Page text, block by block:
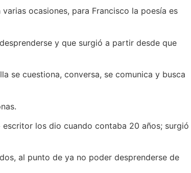
ocasiones, para Francisco la poesía es
y que surgió a partir desde que
se cuestiona, conversa, se comunica y busca
escritor los dio cuando contaba 20 años; surgió
al punto de ya no poder desprenderse de